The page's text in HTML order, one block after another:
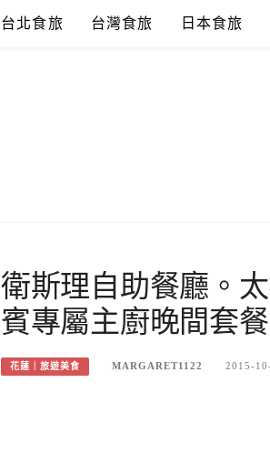
台北食旅 台灣食旅 日本食旅
衛斯理自助餐廳。
賓專屬主廚晚間套餐
花蓮｜旅遊美食 MARGARET1122 2015-